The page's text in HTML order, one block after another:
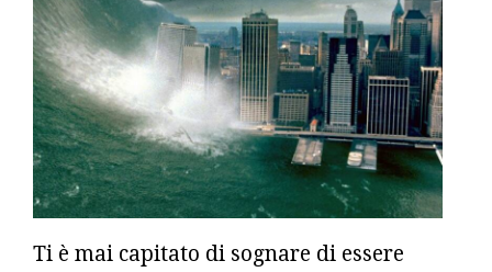
Ti è mai capitato di sognare di essere